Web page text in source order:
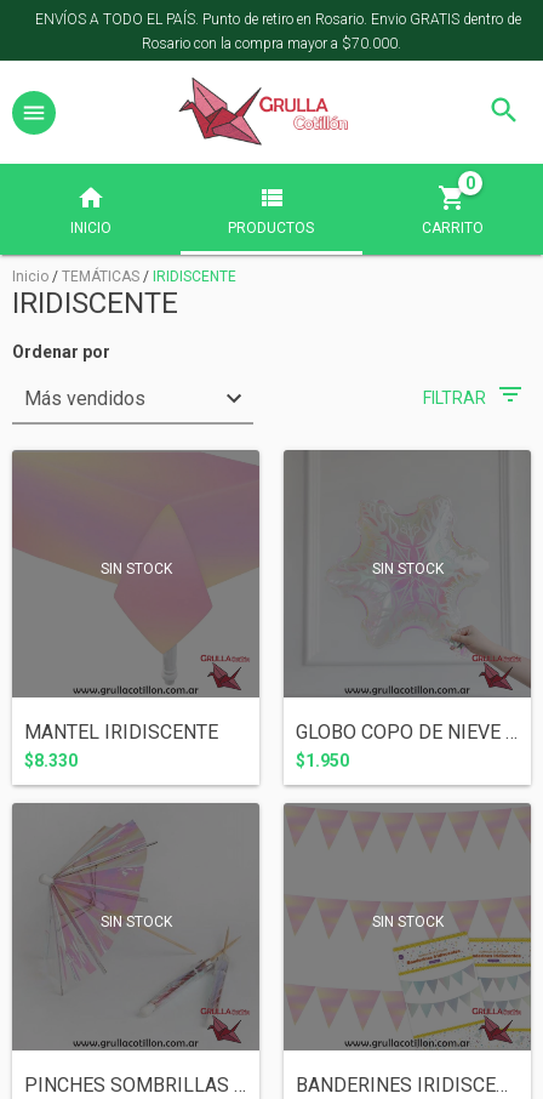
ENVÍOS A TODO EL PAÍS. Punto de retiro en Rosario. Envio GRATIS dentro de
Rosario con la compra mayor a $70.000.
INICIO PRODUCTOS CARRITO
0
Inicio / TEMÁTICAS / IRIDISCENTE
IRIDISCENTE
Ordenar por
FILTRAR
SIN STOCK
MANTEL IRIDISCENTE
$8.330
SIN STOCK
GLOBO COPO DE NIEVE IRIDISCENTE 50 cm
$1.950
SIN STOCK
PINCHES SOMBRILLAS IRIDISCENTES x 8 unid...
SIN STOCK
BANDERINES IRIDISCENTES